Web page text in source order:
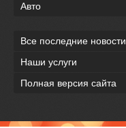
Авто
Все последние новости
Наши услуги
Полная версия сайта